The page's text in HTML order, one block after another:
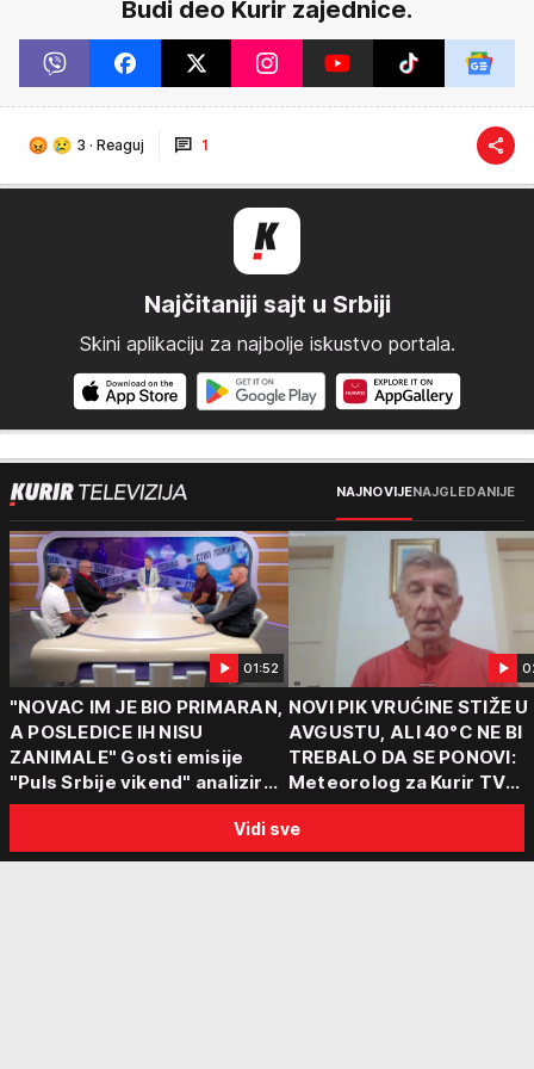
Budi deo Kurir zajednice.
3 · Reaguj 1
Najčitaniji sajt u Srbiji
Skini aplikaciju za najbolje iskustvo portala.
NAJNOVIJENAJGLEDANIJE
01:52
"NOVAC IM JE BIO PRIMARAN,
A POSLEDICE IH NISU
ZANIMALE" Gosti emisije
"Puls Srbije vikend" analizirali
slučajeve koji su potresli
Srbiju: Zločin se ne isplati
NOVI PIK VRUĆINE STIŽE U
AVGUSTU, ALI 40°C NE BI
TREBALO DA SE PONOVI:
Meteorolog za Kurir TV
objasnio šta nas čeka:
za ozbiljne padavine su
Vidi sve